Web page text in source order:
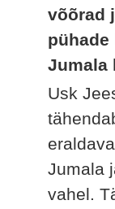
võõrad
pühade
Jumala
Usk
Jumala
vahel.